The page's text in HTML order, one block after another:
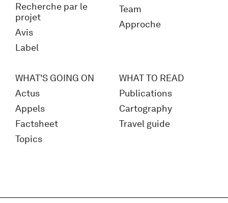
Recherche par le
projet
Avis
Label
Team
Approche
WHAT'S GOING ON
Actus
Appels
Factsheet
Topics
WHAT TO READ
Publications
Cartography
Travel guide